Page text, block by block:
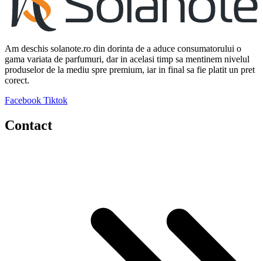
Am deschis solanote.ro din dorinta de a aduce consumatorului o
gama variata de parfumuri, dar in acelasi timp sa mentinem nivelul
produselor de la mediu spre premium, iar in final sa fie platit un pret
corect.
Facebook Tiktok
Contact